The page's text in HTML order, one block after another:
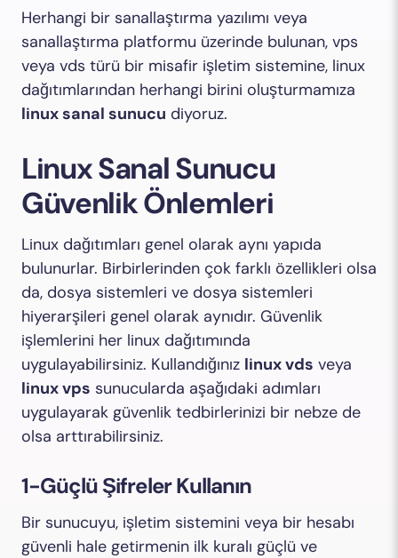
Herhangi bir sanallaştırma yazılımı veya
sanallaştırma platformu üzerinde bulunan, vps
veya vds türü bir misafir işletim sistemine, linux
dağıtımlarından herhangi birini oluşturmamıza
linux sanal sunucu diyoruz.
Linux Sanal Sunucu
Güvenlik Önlemleri
Linux dağıtımları genel olarak aynı yapıda
bulunurlar. Birbirlerinden çok farklı özellikleri olsa
da, dosya sistemleri ve dosya sistemleri
hiyerarşileri genel olarak aynıdır. Güvenlik
işlemlerini her linux dağıtımında
uygulayabilirsiniz. Kullandığınız linux vds veya
linux vps sunucularda aşağıdaki adımları
uygulayarak güvenlik tedbirlerinizi bir nebze de
olsa arttırabilirsiniz.
1-Güçlü Şifreler Kullanın
Bir sunucuyu, işletim sistemini veya bir hesabı
güvenli hale getirmenin ilk kuralı güçlü ve